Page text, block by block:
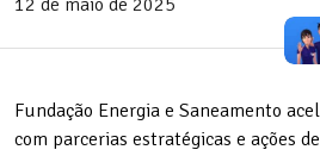
Fundação Energia e Saneamento
com parcerias estratégicas e ações